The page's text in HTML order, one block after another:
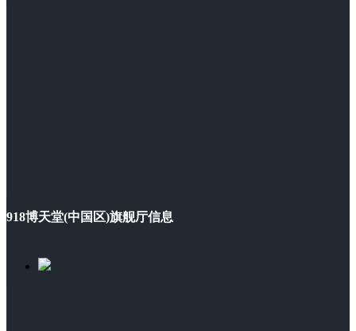
918博天堂(中国区)旗舰厅信息